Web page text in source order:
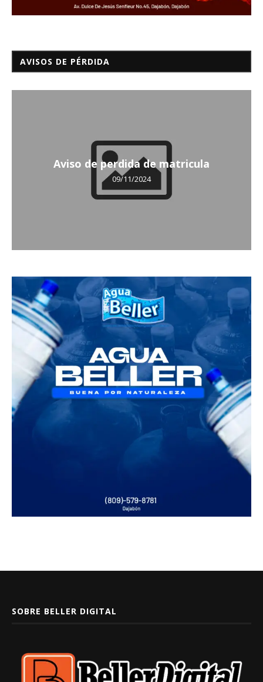
AVISOS DE PÉRDIDA
Aviso de perdida de matricula
09/11/2024
SOBRE BELLER DIGITAL